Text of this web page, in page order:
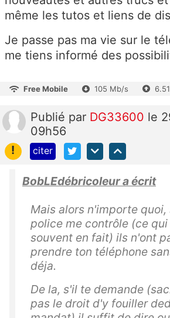
même les tutos et liens de
Je passe pas ma vie sur le
me tiens informé des
Free Mobile 105 Mb/s
Publié par DG33600 le
09h56
!
citer
BobLEdébricoleur a écrit
Mais alors n'importe quoi,
police me contrôle (ce
souvent en fait) ils n'ont
prendre ton téléphone
déja.
De la, s'il te demande
pas le droit d'y fouiller